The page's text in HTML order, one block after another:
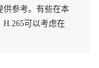
供参考。有些在本
可以考虑在